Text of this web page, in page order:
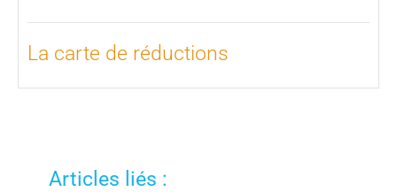
La carte de réductions
Articles liés :